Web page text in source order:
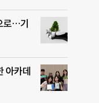
로…기
아카데